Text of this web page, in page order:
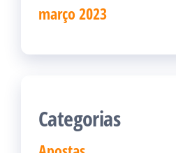
março 2023
Categorias